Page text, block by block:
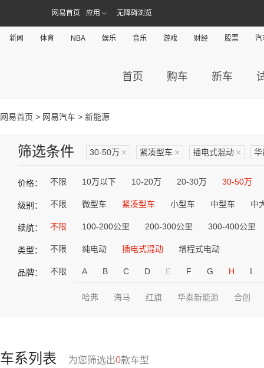
网易首页 应用 无障碍浏览
新闻 体育 NBA 娱乐 音乐 游戏 财经 股票 汽
首页 购车 新车
网易首页 > 网易汽车 > 新能源
筛选条件 30-50万 × 紧凑型车 × 插电式混动 × 华
价格： 不限 10万以下 10-20万 20-30万 30-50万
级别： 不限 微型车 紧凑型车 小型车 中型车 中
续航： 不限 100-200公里 200-300公里 300-400公里
类型： 不限 纯电动 插电式混动 增程式电动
品牌： 不限 A B C D E F G H I
哈弗 海马 红旗 华泰新能源 合创
车系列表 为您筛选出0款车型